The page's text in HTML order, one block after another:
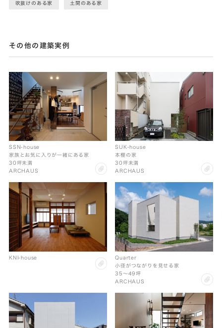
吹抜けのある家 土間のある家
その他の建築実例
clip
SSN-house
家族とお気に入りが一緒にある家
30坪未満
ARCHAUS
SUK-house
本棚の家
30坪未満
ARCHAUS
clip
KNI-house
Quarter
小径がつながりを見せる家
35〜49坪
ARCHAUS